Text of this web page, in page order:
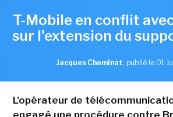
T-Mobile en conflit
sur l'extension du
Jacques Cheminat, publié le 01
L'opérateur de
engagé une procédure contre